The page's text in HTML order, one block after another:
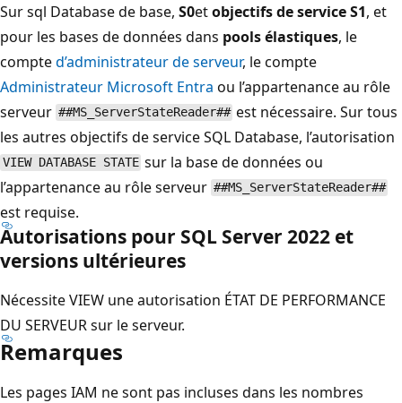
Sur sql Databasede base, S0etobjectifs de service S1, et
pour les bases de données dans pools élastiques, le
compted’administrateur de serveur, le compte
Administrateur Microsoft Entra ou l’appartenance au rôle
serveur ##MS_ServerStateReader## est nécessaire. Sur tous
les autres objectifs de service SQL Database, l’autorisation
VIEW DATABASE STATE sur la base de données ou
l’appartenance au rôle serveur ##MS_ServerStateReader##
est requise.
Autorisations pour SQL Server 2022 et
versions ultérieures
Nécessite VIEW une autorisation ÉTAT DE PERFORMANCE
DU SERVEUR sur le serveur.
Remarques
Les pages IAM ne sont pas incluses dans les nombres